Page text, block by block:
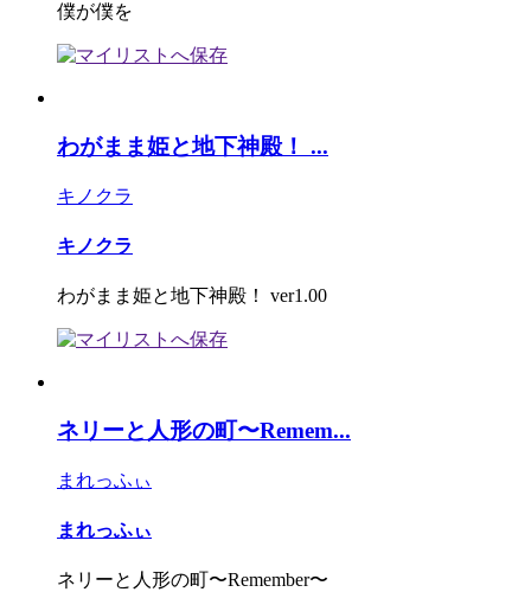
僕が僕を
わがまま姫と地下神殿！ ...
キノクラ
キノクラ
わがまま姫と地下神殿！ ver1.00
ネリーと人形の町〜Remem...
まれっふぃ
まれっふぃ
ネリーと人形の町〜Remember〜